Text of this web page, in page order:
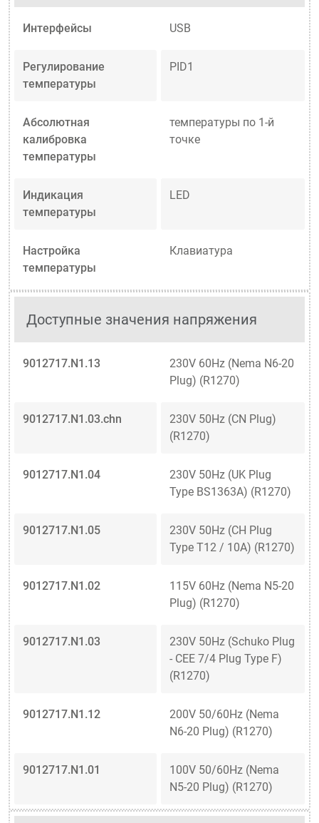
Интерфейсы USB
Регулирование
температуры
PID1
Абсолютная
калибровка
температуры
температуры по 1-й
точке
Индикация
температуры
LED
Настройка
температуры
Клавиатура
Доступные значения напряжения
9012717.N1.13
230V 60Hz (Nema N6-20
Plug) (R1270)
9012717.N1.03.chn
230V 50Hz (CN Plug)
(R1270)
9012717.N1.04
230V 50Hz (UK Plug
Type BS1363A) (R1270)
9012717.N1.05
230V 50Hz (CH Plug
Type T12 / 10A) (R1270)
9012717.N1.02
115V 60Hz (Nema N5-20
Plug) (R1270)
9012717.N1.03
230V 50Hz (Schuko Plug
- CEE 7/4 Plug Type F)
(R1270)
9012717.N1.12
200V 50/60Hz (Nema
N6-20 Plug) (R1270)
9012717.N1.01
100V 50/60Hz (Nema
N5-20 Plug) (R1270)